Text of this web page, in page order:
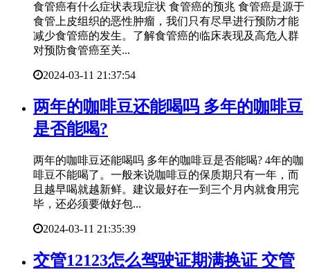
食管癌有什么症状表现症状 食管癌的预兆 食管癌是源于
食管上皮组织的恶性肿瘤，我们只有尽早进行预防才能
减少食管癌的发生。了解食管癌的临床表现及高危人群
对预防食管癌至关...
2024-03-11 21:37:54
​两年的咖啡豆还能喝吗 多年的咖啡豆
是否能喝?
两年的咖啡豆还能喝吗 多年的咖啡豆是否能喝? 4年的咖
啡豆不能喝了。一般来说咖啡豆的保质期只有一年，而
且越早喝就越新鲜。建议最好在一到三个月内就食用完
毕，还必须要做好包...
2024-03-11 21:35:39
​交管12123怎么驾驶证期满换证 交管